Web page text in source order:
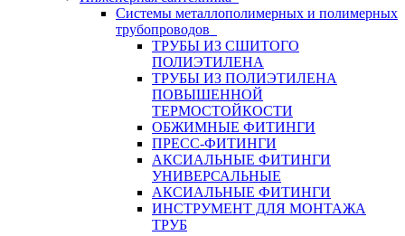
Системы металлополимерных и полимерных
трубопроводов
ТРУБЫ ИЗ СШИТОГО
ПОЛИЭТИЛЕНА
ТРУБЫ ИЗ ПОЛИЭТИЛЕНА
ПОВЫШЕННОЙ
ТЕРМОСТОЙКОСТИ
ОБЖИМНЫЕ ФИТИНГИ
ПРЕСС-ФИТИНГИ
АКСИАЛЬНЫЕ ФИТИНГИ
УНИВЕРСАЛЬНЫЕ
АКСИАЛЬНЫЕ ФИТИНГИ
ИНСТРУМЕНТ ДЛЯ МОНТАЖА
ТРУБ